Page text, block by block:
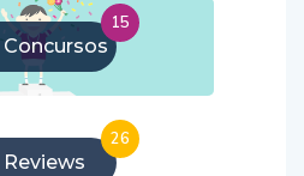
Concursos
15
Reviews
26